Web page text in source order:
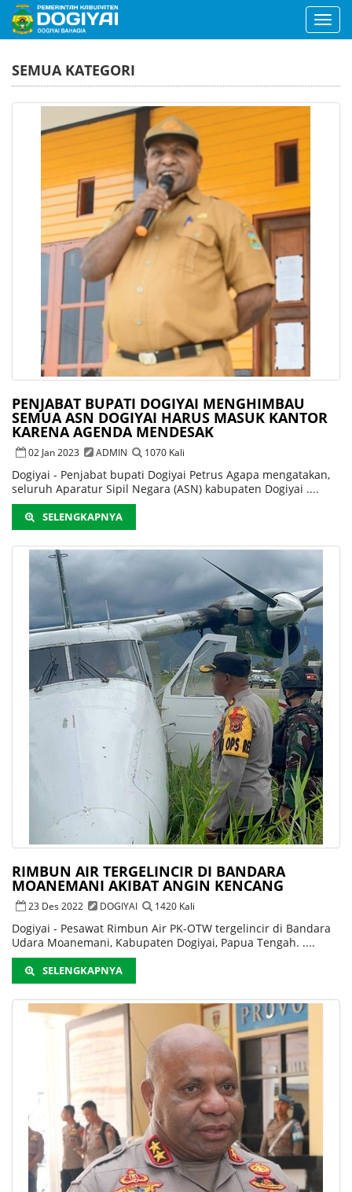
SEMUA KATEGORI
PENJABAT BUPATI DOGIYAI MENGHIMBAU
SEMUA ASN DOGIYAI HARUS MASUK KANTOR
KARENA AGENDA MENDESAK
02 Jan 2023 ADMIN 1070 Kali
Dogiyai - Penjabat bupati Dogiyai Petrus Agapa mengatakan,
seluruh Aparatur Sipil Negara (ASN) kabupaten Dogiyai ....
SELENGKAPNYA
RIMBUN AIR TERGELINCIR DI BANDARA
MOANEMANI AKIBAT ANGIN KENCANG
23 Des 2022 DOGIYAI 1420 Kali
Dogiyai - Pesawat Rimbun Air PK-OTW tergelincir di Bandara
Udara Moanemani, Kabupaten Dogiyai, Papua Tengah. ....
SELENGKAPNYA